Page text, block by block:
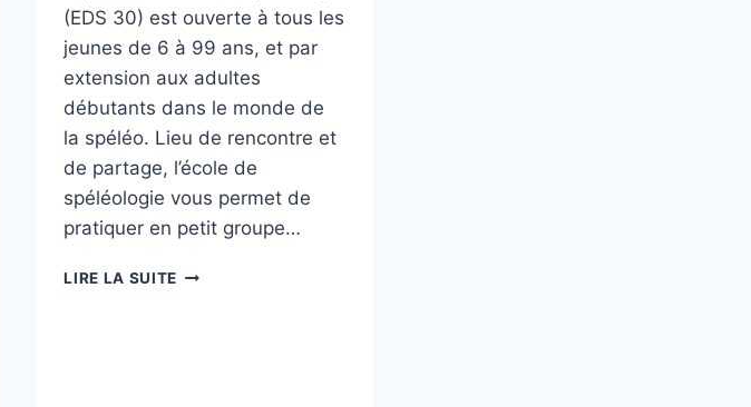
(EDS 30) est ouverte à tous les
jeunes de 6 à 99 ans, et par
extension aux adultes
débutants dans le monde de
la spéléo. Lieu de rencontre et
de partage, l’école de
spéléologie vous permet de
pratiquer en petit groupe…
LIRE LA SUITE QU’EST-